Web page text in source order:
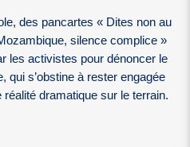
des pancartes « Dites non au
silence complice »
les activistes pour dénoncer le
qui s’obstine à rester engagée
dramatique sur le terrain.